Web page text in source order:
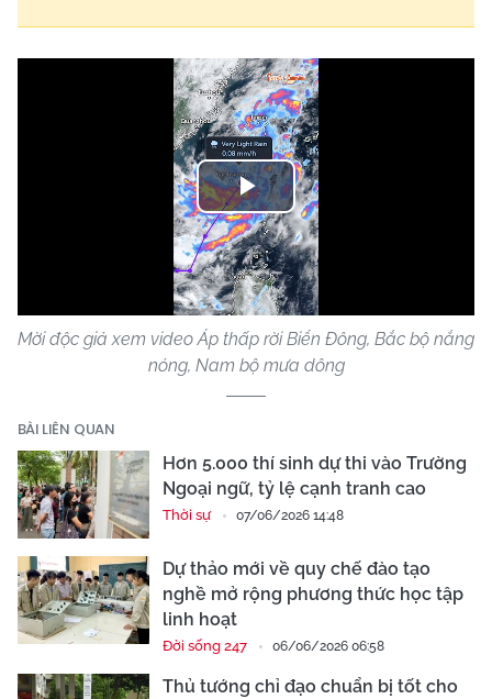
Play
Video
Mời độc giả xem video Áp thấp rời Biển Đông, Bắc bộ nắng
nóng, Nam bộ mưa dông
BÀI LIÊN QUAN
Hơn 5.000 thí sinh dự thi vào Trường
Ngoại ngữ, tỷ lệ cạnh tranh cao
Thời sự 07/06/2026 14:48
Dự thảo mới về quy chế đào tạo
nghề mở rộng phương thức học tập
linh hoạt
Đời sống 247 06/06/2026 06:58
Thủ tướng chỉ đạo chuẩn bị tốt cho